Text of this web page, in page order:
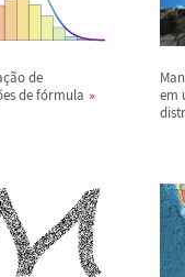
ção de
es de fórmula
em